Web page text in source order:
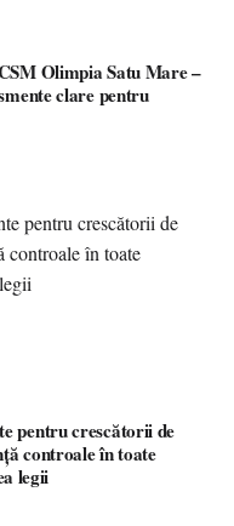
Olimpia Satu Mare –
clare pentru
pentru crescătorii de
controale în toate
legii